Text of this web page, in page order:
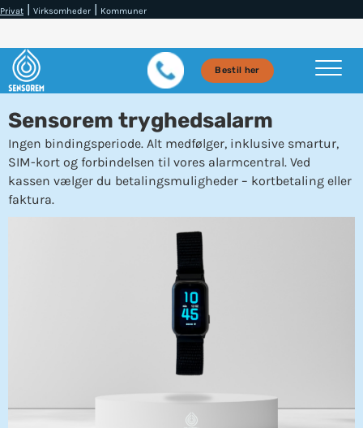
Privat | Virksomheder | Kommuner
Bestil her
Sensorem tryghedsalarm
Ingen bindingsperiode. Alt medfølger, inklusive smartur,
SIM-kort og forbindelsen til vores alarmcentral. Ved
kassen vælger du betalingsmuligheder – kortbetaling eller
faktura.